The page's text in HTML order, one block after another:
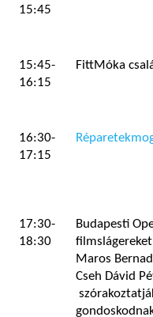
15:45
15:45-
16:15
FittMóka
16:30-
17:15
17:30-
18:30
Budapesti
Maros
Cseh Dávid